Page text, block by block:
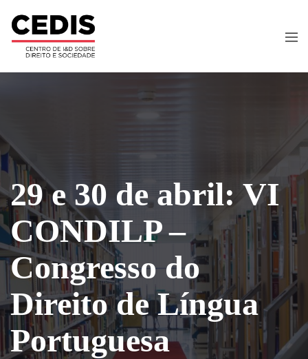
29 e 30 de abril: VI
CONDILP –
Congresso do
Direito de Língua
Portuguesa